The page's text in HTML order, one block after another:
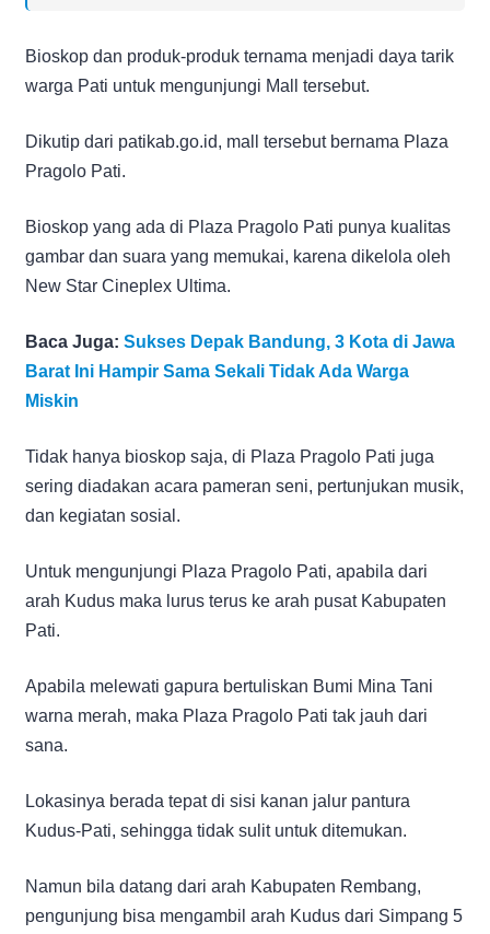
Bioskop dan produk-produk ternama menjadi daya tarik
warga Pati untuk mengunjungi Mall tersebut.
Dikutip dari patikab.go.id, mall tersebut bernama Plaza
Pragolo Pati.
Bioskop yang ada di Plaza Pragolo Pati punya kualitas
gambar dan suara yang memukai, karena dikelola oleh
New Star Cineplex Ultima.
Baca Juga: Sukses Depak Bandung, 3 Kota di Jawa
Barat Ini Hampir Sama Sekali Tidak Ada Warga
Miskin
Tidak hanya bioskop saja, di Plaza Pragolo Pati juga
sering diadakan acara pameran seni, pertunjukan musik,
dan kegiatan sosial.
Untuk mengunjungi Plaza Pragolo Pati, apabila dari
arah Kudus maka lurus terus ke arah pusat Kabupaten
Pati.
Apabila melewati gapura bertuliskan Bumi Mina Tani
warna merah, maka Plaza Pragolo Pati tak jauh dari
sana.
Lokasinya berada tepat di sisi kanan jalur pantura
Kudus-Pati, sehingga tidak sulit untuk ditemukan.
Namun bila datang dari arah Kabupaten Rembang,
pengunjung bisa mengambil arah Kudus dari Simpang 5